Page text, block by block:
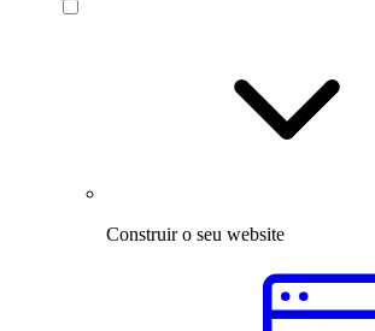
Construir o seu website